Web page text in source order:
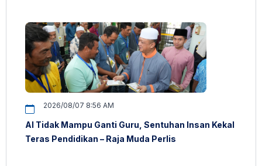
2026/08/07 8:56 AM
AI Tidak Mampu Ganti Guru, Sentuhan Insan Kekal
Teras Pendidikan – Raja Muda Perlis